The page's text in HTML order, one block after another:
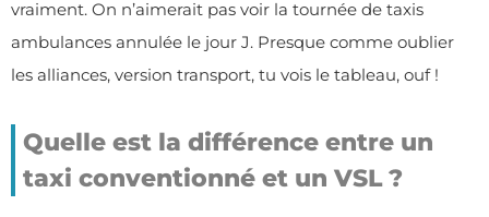
vraiment. On n’aimerait pas voir la tournée de taxis
ambulances annulée le jour J. Presque comme oublier
les alliances, version transport, tu vois le tableau, ouf !
Quelle est la différence entre un
taxi conventionné et un VSL ?